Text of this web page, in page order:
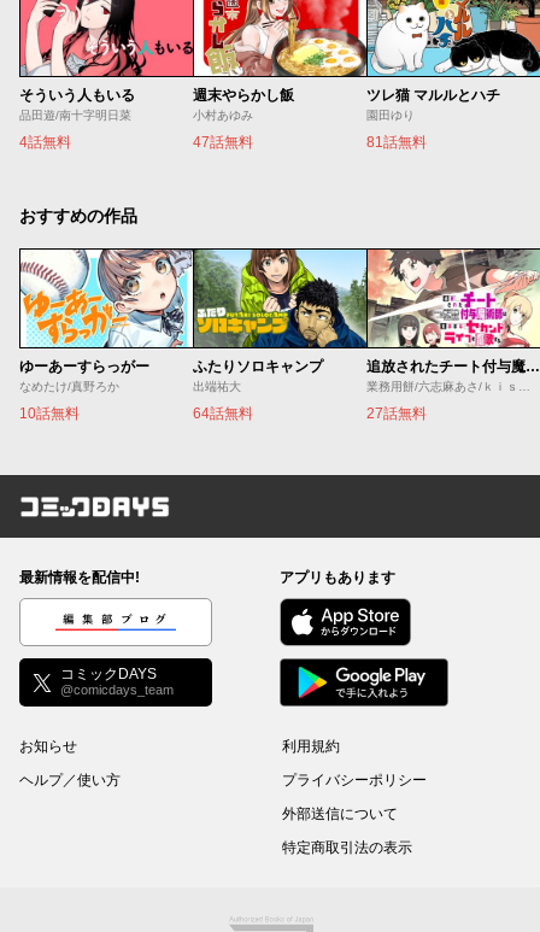
そういう人もいる
品田遊/南十字明日菜
4話無料
週末やらかし飯
小村あゆみ
47話無料
ツレ猫 マルルとハチ
園田ゆり
81話無料
おすすめの作品
ゆーあーすらっがー
なめたけ/真野ろか
10話無料
ふたりソロキャンプ
出端祐大
64話無料
追放されたチート付与魔術師は気ままなセカンドライフを謳歌する。 ～俺は武器だけじゃなく、あらゆるものに『強化ポイント』を付与できるし、俺の意思でいつでも効果を解除できるけど、残った人たち大丈夫？～
27話無料
コミックDAYS
最新情報を配信中!
編集部ブログ
コミックDAYS
@comicdays_team
アプリもあります
お知らせ
ヘルプ／使い方
利用規約
プライバシーポリシー
外部送信について
特定商取引法の表示